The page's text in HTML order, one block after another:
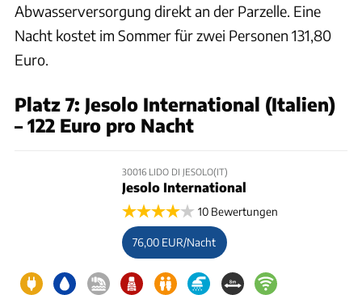
Abwasserversorgung direkt an der Parzelle. Eine
Nacht kostet im Sommer für zwei Personen 131,80
Euro.
Platz 7: Jesolo International (Italien)
– 122 Euro pro Nacht
30016 LIDO DI JESOLO(IT)
Jesolo International
10 Bewertungen
76,00 EUR/Nacht